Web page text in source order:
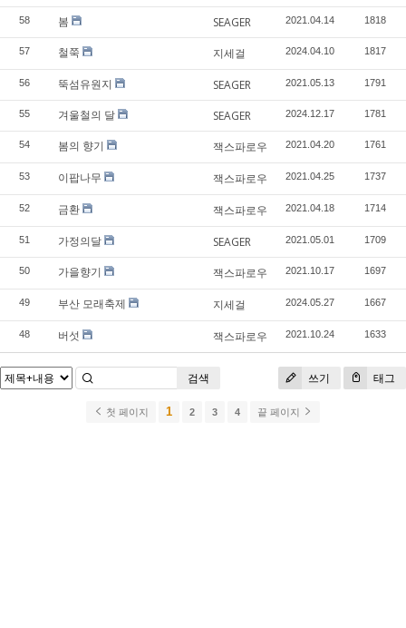
58 봄 SEAGER 2021.04.14 1818
57 철쭉 지세걸 2024.04.10 1817
56 뚝섬유원지 SEAGER 2021.05.13 1791
55 겨울철의 달 SEAGER 2024.12.17 1781
54 봄의 향기 잭스파로우 2021.04.20 1761
53 이팝나무 잭스파로우 2021.04.25 1737
52 금환 잭스파로우 2021.04.18 1714
51 가정의달 SEAGER 2021.05.01 1709
50 가을향기 잭스파로우 2021.10.17 1697
49 부산 모래축제 지세걸 2024.05.27 1667
48 버섯 잭스파로우 2021.10.24 1633
쓰기 태그
검색
첫 페이지 1 2 3 4 끝 페이지